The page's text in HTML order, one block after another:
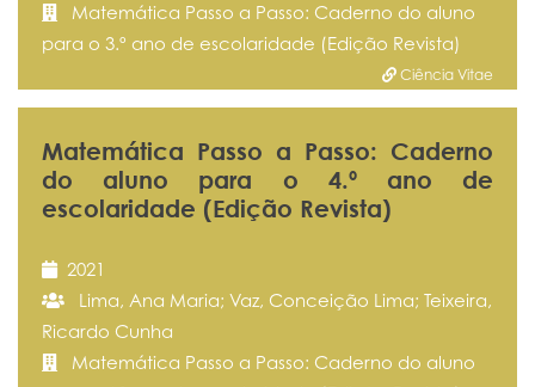
Matemática Passo a Passo: Caderno do aluno
para o 3.º ano de escolaridade (Edição Revista)
Ciência Vitae
Matemática Passo a Passo: Caderno
do aluno para o 4.º ano de
escolaridade (Edição Revista)
2021
Lima, Ana Maria; Vaz, Conceição Lima; Teixeira,
Ricardo Cunha
Matemática Passo a Passo: Caderno do aluno